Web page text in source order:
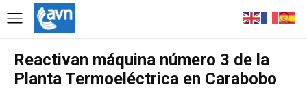
Reactivan máquina número 3 de la
Planta Termoeléctrica en Carabobo